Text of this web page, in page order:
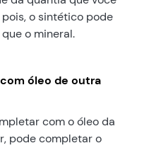
o sintético pode
o mineral.
óleo de outra
com o óleo da
pode completar o